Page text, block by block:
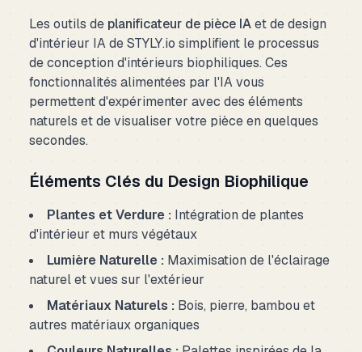
Les outils de planificateur de pièce IAet de design
d'intérieur IA de STYLY.io simplifient le processus
de conception d'intérieurs biophiliques. Ces
fonctionnalités alimentées par l'IA vous
permettent d'expérimenter avec des éléments
naturels et de visualiser votre pièce en quelques
secondes.
Éléments Clés du Design Biophilique
Plantes et Verdure : Intégration de plantes
d'intérieur et murs végétaux
Lumière Naturelle : Maximisation de l'éclairage
naturel et vues sur l'extérieur
Matériaux Naturels : Bois, pierre, bambou et
autres matériaux organiques